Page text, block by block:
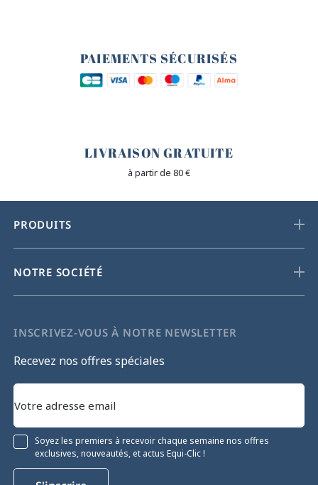
PAIEMENTS SÉCURISÉS
LIVRAISON GRATUITE
à partir de 80 €
PRODUITS
NOTRE SOCIÉTÉ
INSCRIVEZ-VOUS À NOTRE NEWSLETTER
Recevez nos offres spéciales
Soyez les premiers à recevoir chaque semaine nos offres
exclusives, nouveautés, et actus Equi-Clic !